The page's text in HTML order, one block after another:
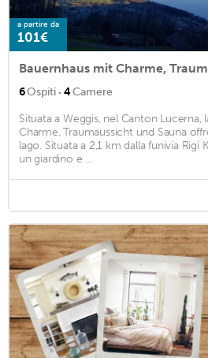
a partire da
101€
Bauernhaus mit Charme,
6Ospiti · 4Camere
Situata a Weggis, nel Canton Lucerna,
Charme, Traumaussicht und Sauna
lago. Situata a 2,1 km dalla funivia Rigi
un giardino e ...